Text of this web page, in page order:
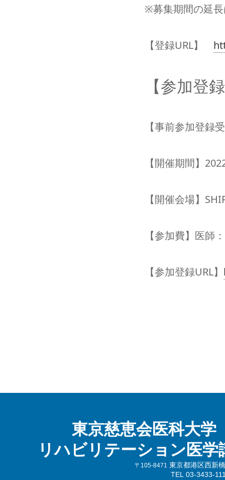
※募集期間の延
【登録URL】
【参加登
【事前参加登録
【開催期間】
【開催会場】
【参加費】医師
【参加登録URL】
東京慈恵会医科大学
リハビリテーション医学
〒105-8471
東京都港区西新
TEL 03-3433-